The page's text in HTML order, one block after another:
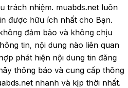
trách nhiệm. muabds.net luôn
được hữu ích nhất cho Bạn.
đảm bảo và không chịu
tin, nội dung nào liên quan
phát hiện nội dung tin đăng
thông báo và cung cấp thông
nhanh và kịp thời nhất.